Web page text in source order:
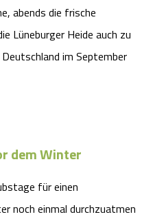
Bauernhof
Park
abends die frische
Lüneburger Heide auch zu
im September
dem Winter
für einen
noch einmal durchzuatmen